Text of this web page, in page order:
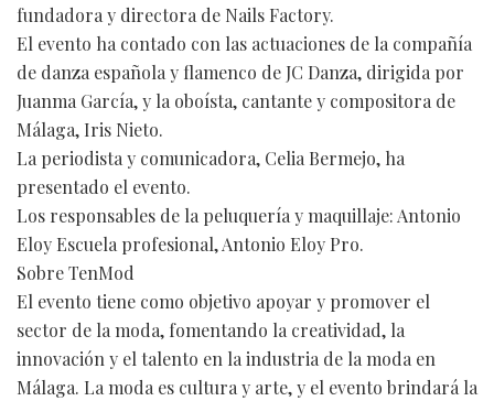
fundadora y directora de Nails Factory.
El evento ha contado con las actuaciones de la compañía
de danza española y flamenco de JC Danza, dirigida por
Juanma García, y la oboísta, cantante y compositora de
Málaga, Iris Nieto.
La periodista y comunicadora, Celia Bermejo, ha
presentado el evento.
Los responsables de la peluquería y maquillaje: Antonio
Eloy Escuela profesional, Antonio Eloy Pro.
Sobre TenMod
El evento tiene como objetivo apoyar y promover el
sector de la moda, fomentando la creatividad, la
innovación y el talento en la industria de la moda en
Málaga. La moda es cultura y arte, y el evento brindará la